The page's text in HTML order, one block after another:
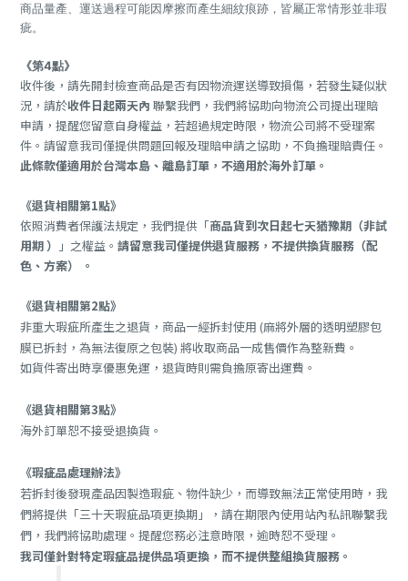
商品量產、運送過程可能因摩擦而產生細紋痕跡，皆屬正常情形並非瑕
疵。
《第4點》
收件後，請先開封檢查商品是否有因物流運送導致損傷，若發生疑似狀
況，請於收件日起兩天內 聯繫我們，我們將協助向物流公司提出理賠
申請，提醒您留意自身權益，若超過規定時限，物流公司將不受理案
件。請留意我司僅提供問題回報及理賠申請之協助，不負擔理賠責任。
此條款僅適用於台灣本島、離島訂單，不適用於海外訂單。
《退貨相關第1點》
依照消費者保護法規定，我們提供「商品貨到次日起七天猶豫期（非試
用期） 」之權益。 請留意我司僅提供退貨服務， 不提供換貨服務（配
色、方案）
。
《退貨相關第2點》
非重大瑕疵所產生之退貨，商品一經拆封使用 (麻將外層的透明塑膠包
膜已拆封，為無法復原之包裝) 將收取商品一成售價作為整新費。
如貨件寄出時享優惠免運，退貨時則需負擔原寄出運費。
《退貨相關第3點》
海外訂單恕不接受退換貨。
《瑕疵品處理辦法》
若拆封後發現產品因製造瑕疵、物件缺少，而導致無法正常使用時，我
們將提供「三十天瑕疵品項更換期 」，請在期限內使用站內私訊聯繫我
們，我們將協助處理。提醒您務必注意時限，逾時恕不受理。
我司僅針對特定瑕疵品提供品項更換，而不提供整組換貨服務。